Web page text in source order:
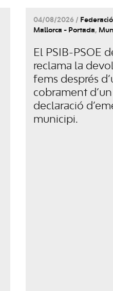
04/08/2026 /
Mallorca - Portada,
El PSIB-PSOE
reclama la
fems després
cobrament
declaració
municipi.